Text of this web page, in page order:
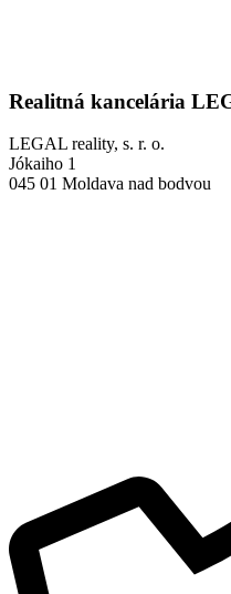
Realitná kancelária
LEGAL reality, s. r. o.
Jókaiho 1
045 01 Moldava nad bodvou